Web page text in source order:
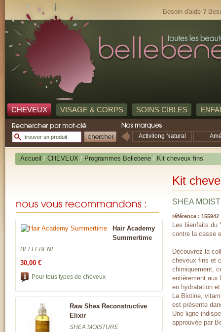
Besoin d'aide ?
CHEVEUX VISAGE & CORPS SOINS CIBLES
Activilong Natural
Accueil / CHEVEUX / Programmes Bellebene / Kit cheveux fins
Hair Academy
Summertime
BELLEBENE
30,00 €
Pour tous types de cheveux
Raw Shea Reconstructive
Elixir
SHEA MOISTURE
Kit
SHEA
référence : 155942
Les bienfaits du
contre la casse
Découvrez la
cheveux fins et
chimiquement,
entièrement aux
en hydratation
La Biotine,
est présente
Une ligne
approuvée par